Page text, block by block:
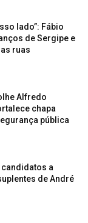
lado”: Fábio
de Sergipe e
ruas
Alfredo
chapa
pública
a
de André